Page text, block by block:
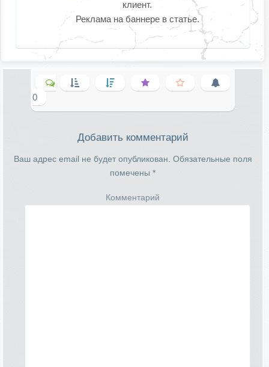
клиент.
Реклама на баннере в статье.
0
Добавить комментарий
Ваш адрес email не будет опубликован. Обязательные поля
помечены *
Комментарий